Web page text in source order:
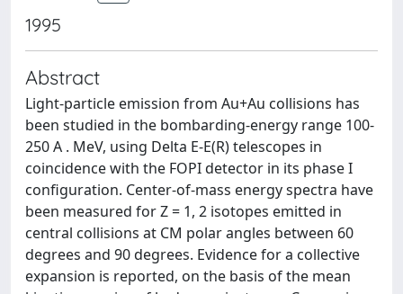
1995
Abstract
Light-particle emission from Au+Au collisions has
been studied in the bombarding-energy range 100-
250 A . MeV, using Delta E-E(R) telescopes in
coincidence with the FOPI detector in its phase I
configuration. Center-of-mass energy spectra have
been measured for Z = 1, 2 isotopes emitted in
central collisions at CM polar angles between 60
degrees and 90 degrees. Evidence for a collective
expansion is reported, on the basis of the mean